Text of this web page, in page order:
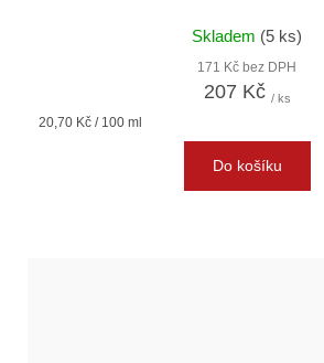
Skladem (5 ks)
171 Kč bez DPH
207 Kč / ks
Měrná
20,70 Kč / 100 ml
Do košíku